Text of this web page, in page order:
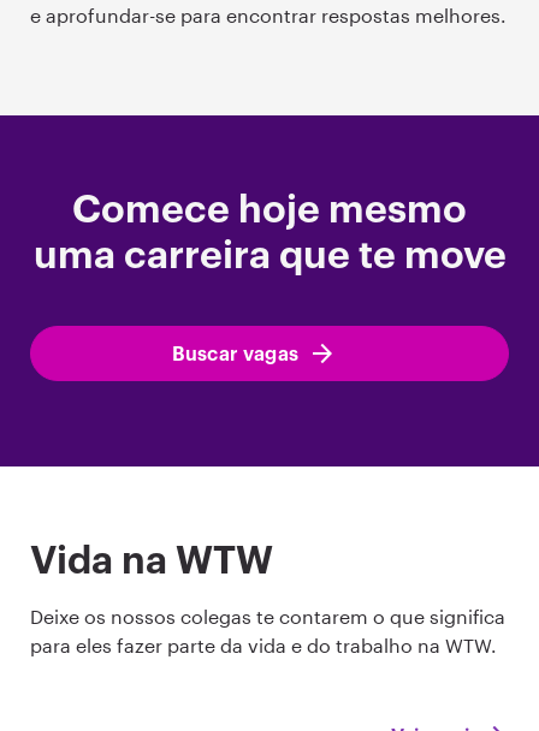
e aprofundar-se para encontrar respostas melhores.
Comece hoje mesmo
uma carreira que te move
Buscar vagas
Vida na WTW
Deixe os nossos colegas te contarem o que significa
para eles fazer parte da vida e do trabalho na WTW.